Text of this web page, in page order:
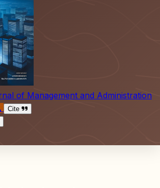
of Management and Administration
Cite